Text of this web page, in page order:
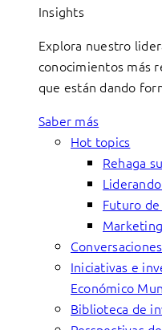
Insights
Explora nuestro
conocimientos más
que están dando
Saber más
Hot topics
Rehaga
Futuro
Iniciativas e
Económico
Biblioteca de